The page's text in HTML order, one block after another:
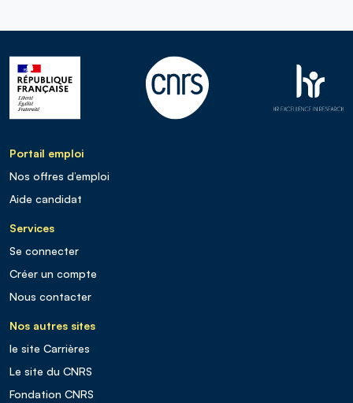
Portail emploi
Nos offres d’emploi
Aide candidat
Services
Se connecter
Créer un compte
Nous contacter
Nos autres sites
le site Carrières
Le site du CNRS
Fondation CNRS